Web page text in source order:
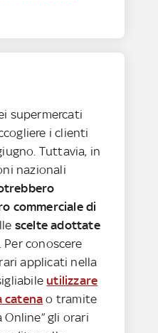
supermercati
i clienti
Tuttavia, in
nazionali
commerciale di
scelte adottate
Per conoscere
applicati nella
utilizzare
catena o tramite
Online” gli orari